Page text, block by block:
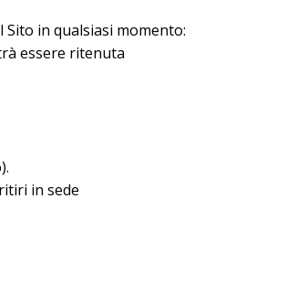
in qualsiasi momento:
essere ritenuta
in sede